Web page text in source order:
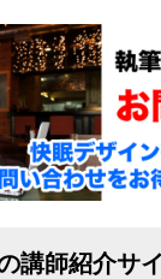
講師紹介サ